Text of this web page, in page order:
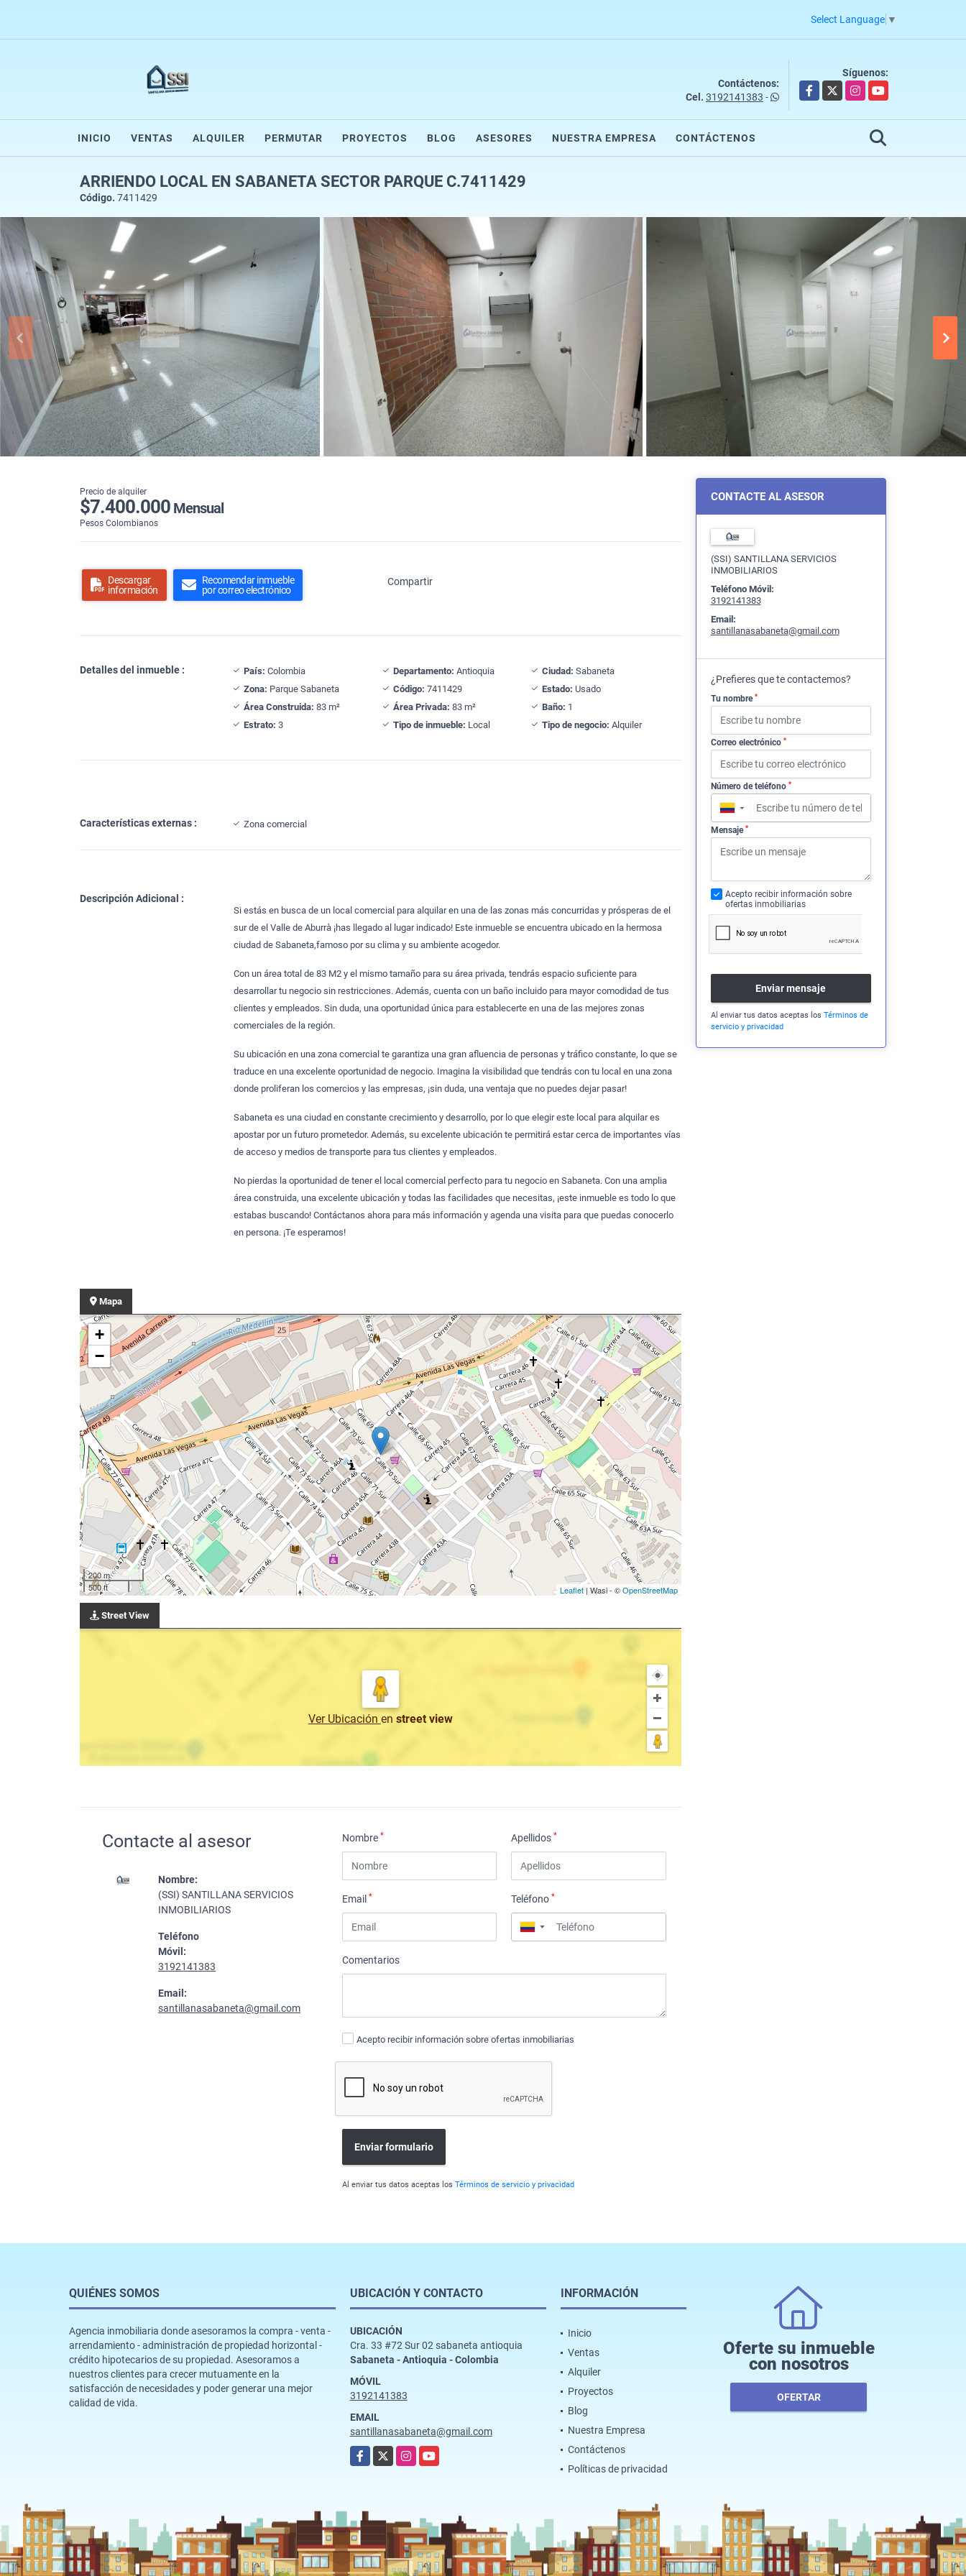
Select Language ▼
Contáctenos:
Cel. 3192141383 -
Síguenos:
Facebook
X InstagramYouTube
INICIO VENTAS ALQUILER PERMUTAR PROYECTOS BLOG ASESORES NUESTRA EMPRESA CONTÁCTENOS
ARRIENDO LOCAL EN SABANETA SECTOR PARQUE C.7411429
Código. 7411429
Precio de alquiler
$7.400.000 Mensual
Pesos Colombianos
Descargar
información
Recomendar inmueble
por correo electrónico
Compartir
Detalles del inmueble : País: Colombia Departamento: Antioquia Ciudad: Sabaneta
Zona: Parque Sabaneta Código: 7411429 Estado: Usado
Área Construida: 83 m² Área Privada: 83 m² Baño: 1
Estrato: 3 Tipo de inmueble: Local Tipo de negocio: Alquiler
Características externas : Zona comercial
Descripción Adicional :
Si estás en busca de un local comercial para alquilar en una de las zonas más concurridas y prósperas de el
sur de el Valle de Aburrà ¡has llegado al lugar indicado! Este inmueble se encuentra ubicado en la hermosa
ciudad de Sabaneta,famoso por su clima y su ambiente acogedor.
Con un área total de 83 M2 y el mismo tamaño para su área privada, tendrás espacio suficiente para
desarrollar tu negocio sin restricciones. Además, cuenta con un baño incluido para mayor comodidad de tus
clientes y empleados. Sin duda, una oportunidad única para establecerte en una de las mejores zonas
comerciales de la región.
Su ubicación en una zona comercial te garantiza una gran afluencia de personas y tráfico constante, lo que se
traduce en una excelente oportunidad de negocio. Imagina la visibilidad que tendrás con tu local en una zona
donde proliferan los comercios y las empresas, ¡sin duda, una ventaja que no puedes dejar pasar!
Sabaneta es una ciudad en constante crecimiento y desarrollo, por lo que elegir este local para alquilar es
apostar por un futuro prometedor. Además, su excelente ubicación te permitirá estar cerca de importantes vías
de acceso y medios de transporte para tus clientes y empleados.
No pierdas la oportunidad de tener el local comercial perfecto para tu negocio en Sabaneta. Con una amplia
área construida, una excelente ubicación y todas las facilidades que necesitas, ¡este inmueble es todo lo que
estabas buscando! Contáctanos ahora para más información y agenda una visita para que puedas conocerlo
en persona. ¡Te esperamos!
Mapa
+
−
200 m
500 ft
Leaflet| Wasi - ©OpenStreetMap
Street View
Ver Ubicación en street view
Contacte al asesor
Nombre:
(SSI) SANTILLANA SERVICIOS
INMOBILIARIOS
Teléfono
Móvil:
3192141383
Email:
santillanasabaneta@gmail.com
Nombre* Apellidos*
Email* Teléfono*
▼
Comentarios
Acepto recibir información sobre ofertas inmobiliarias
Enviar formulario
Al enviar tus datos aceptas losTérminos de servicio y privacidad
CONTACTE AL ASESOR
(SSI) SANTILLANA SERVICIOS
INMOBILIARIOS
Teléfono Móvil:
3192141383
Email:
santillanasabaneta@gmail.com
¿Prefieres que te contactemos?
Tu nombre *
Correo electrónico *
Número de teléfono *
▼
Mensaje *
Acepto recibir información sobre
ofertas inmobiliarias
Enviar mensaje
Al enviar tus datos aceptas los Términos de
servicio y privacidad
QUIÉNES SOMOS
Agencia inmobiliaria donde asesoramos la compra - venta -
arrendamiento - administración de propiedad horizontal -
crédito hipotecarios de su propiedad. Asesoramos a
nuestros clientes para crecer mutuamente en la
satisfacción de necesidades y poder generar una mejor
calidad de vida.
UBICACIÓN Y CONTACTO
UBICACIÓN
Cra. 33 #72 Sur 02 sabaneta antioquia
Sabaneta - Antioquia - Colombia
MÓVIL
3192141383
EMAIL
santillanasabaneta@gmail.com
Facebook
X InstagramYouTube
INFORMACIÓN
Inicio
Ventas
Alquiler
Proyectos
Blog
Nuestra Empresa
Contáctenos
Políticas de privacidad
Oferte su inmueble
con nosotros
OFERTAR